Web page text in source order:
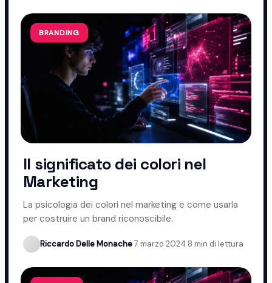
BRANDING
Il significato dei colori nel
Marketing
La psicologia dei colori nel marketing e come usarla
per costruire un brand riconoscibile.
Riccardo Delle Monache·7 marzo 2024·8 min di lettura